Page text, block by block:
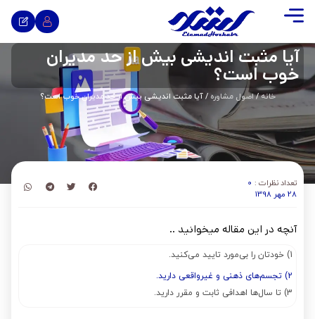
آیا مثبت اندیشی بیش از حد مدیران
خوب است؟
خانه/اصول مشاوره / آیا مثبت اندیشی بیش از حد مدیران خوب است؟
تعداد نظرات : 0
28 مهر 1398
آنچه در این مقاله میخوانید ..
1) خودتان را بی‌مورد تایید می‌کنید.
2) تجسم‌های ذهنی و غیرواقعی دارید.
3) تا سال‌ها اهدافی ثابت و مقرر دارید.